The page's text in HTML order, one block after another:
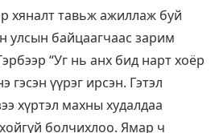
хяналт тавьж ажиллаж буй
улсын байцаагчаас зарим
“Уг нь анх бид нарт хоёр
гэсэн үүрэг ирсэн. Гэтэл
хүртэл махны худалдаа
болчихлоо. Ямар ч